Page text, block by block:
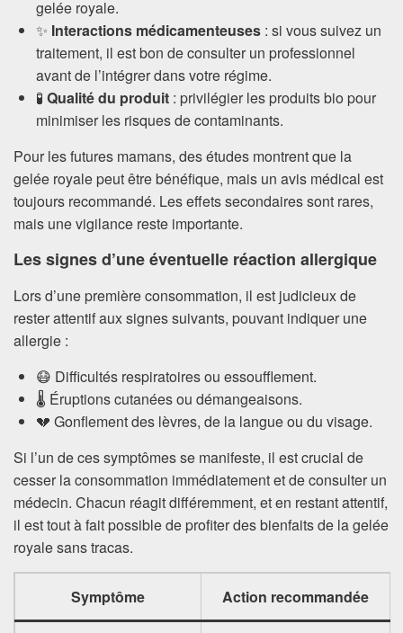
gelée royale.
✨ Interactions médicamenteuses : si vous suivez un
traitement, il est bon de consulter un professionnel
avant de l’intégrer dans votre régime.
🧪 Qualité du produit : privilégier les produits bio pour
minimiser les risques de contaminants.
Pour les futures mamans, des études montrent que la
gelée royale peut être bénéfique, mais un avis médical est
toujours recommandé. Les effets secondaires sont rares,
mais une vigilance reste importante.
Les signes d’une éventuelle réaction allergique
Lors d’une première consommation, il est judicieux de
rester attentif aux signes suivants, pouvant indiquer une
allergie :
😷 Difficultés respiratoires ou essoufflement.
🌡️ Éruptions cutanées ou démangeaisons.
💔 Gonflement des lèvres, de la langue ou du visage.
Si l’un de ces symptômes se manifeste, il est crucial de
cesser la consommation immédiatement et de consulter un
médecin. Chacun réagit différemment, et en restant attentif,
il est tout à fait possible de profiter des bienfaits de la gelée
royale sans tracas.
Symptôme Action recommandée